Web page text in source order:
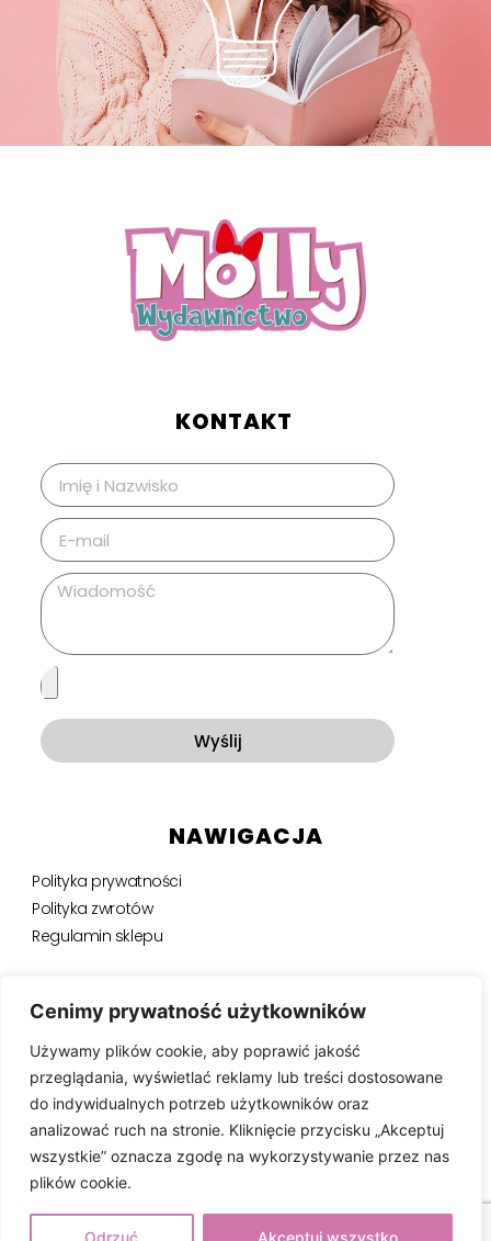
Cenimy prywatność użytkowników
Używamy plików cookie, aby poprawić jakość
przeglądania, wyświetlać reklamy lub treści dostosowane
do indywidualnych potrzeb użytkowników oraz
analizować ruch na stronie. Kliknięcie przycisku „Akceptuj
wszystkie” oznacza zgodę na wykorzystywanie przez nas
plików cookie.
Odrzuć Akceptuj wszystko
KONTAKT
Wyślij
NAWIGACJA
Polityka prywatności
Polityka zwrotów
Regulamin sklepu
NEWSLETTER
Bądź na bieżąco, otrzymuj ekskluzywne oferty i nie tylko.
SUBSKRYBUJ ⟶